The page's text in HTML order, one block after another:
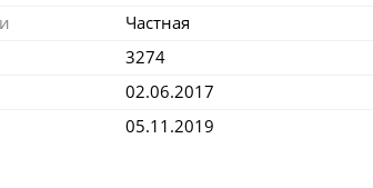
Частная
3274
02.06.2017
05.11.2019